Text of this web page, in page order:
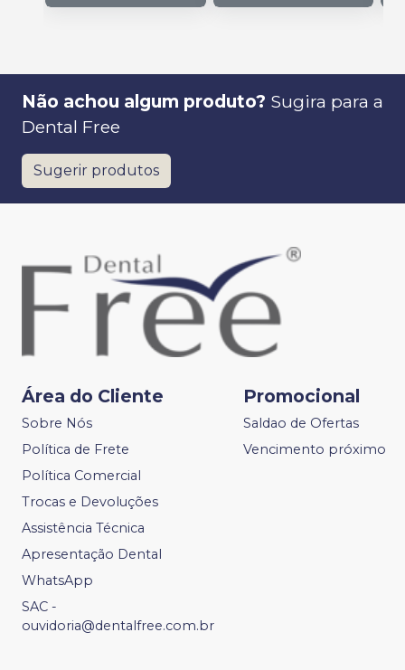
Não achou algum produto? Sugira para a
Dental Free
Sugerir produtos
Área do Cliente
Sobre Nós
Política de Frete
Política Comercial
Trocas e Devoluções
Assistência Técnica
Apresentação Dental
WhatsApp
SAC -
ouvidoria@dentalfree.com.br
Promocional
Saldao de Ofertas
Vencimento próximo